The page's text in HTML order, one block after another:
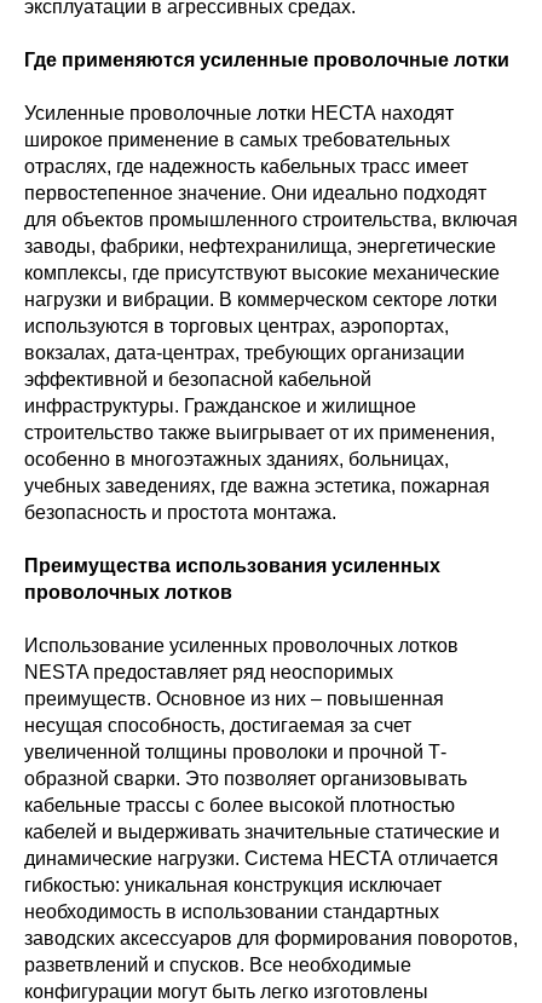
эксплуатации в агрессивных средах.
Где применяются усиленные проволочные лотки
Усиленные проволочные лотки НЕСТА находят
широкое применение в самых требовательных
отраслях, где надежность кабельных трасс имеет
первостепенное значение. Они идеально подходят
для объектов промышленного строительства, включая
заводы, фабрики, нефтехранилища, энергетические
комплексы, где присутствуют высокие механические
нагрузки и вибрации. В коммерческом секторе лотки
используются в торговых центрах, аэропортах,
вокзалах, дата-центрах, требующих организации
эффективной и безопасной кабельной
инфраструктуры. Гражданское и жилищное
строительство также выигрывает от их применения,
особенно в многоэтажных зданиях, больницах,
учебных заведениях, где важна эстетика, пожарная
безопасность и простота монтажа.
Преимущества использования усиленных
проволочных лотков
Использование усиленных проволочных лотков
NESTA предоставляет ряд неоспоримых
преимуществ. Основное из них – повышенная
несущая способность, достигаемая за счет
увеличенной толщины проволоки и прочной Т-
образной сварки. Это позволяет организовывать
кабельные трассы с более высокой плотностью
кабелей и выдерживать значительные статические и
динамические нагрузки. Система НЕСТА отличается
гибкостью: уникальная конструкция исключает
необходимость в использовании стандартных
заводских аксессуаров для формирования поворотов,
разветвлений и спусков. Все необходимые
конфигурации могут быть легко изготовлены